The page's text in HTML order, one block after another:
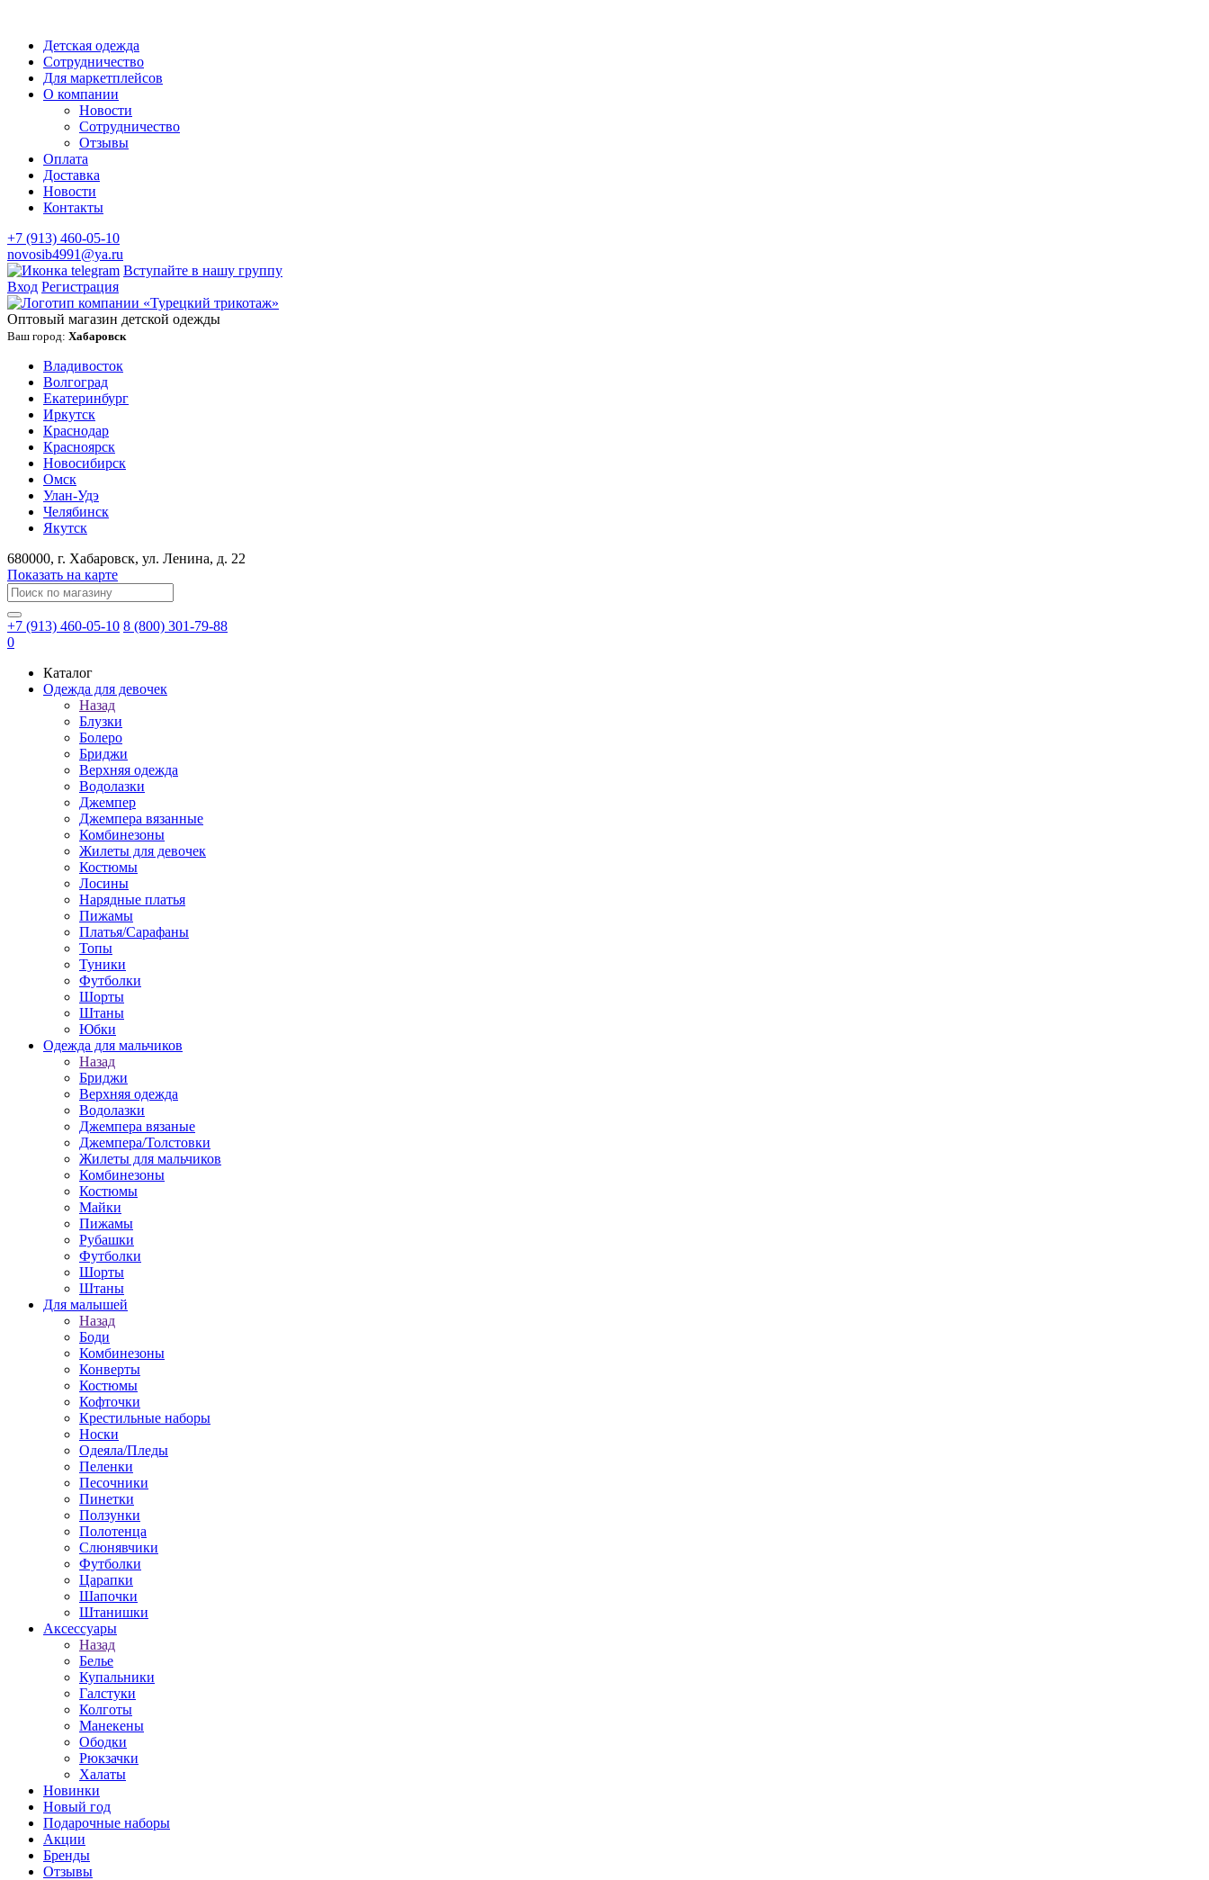
Детская одежда
Сотрудничество
Для маркетплейсов
О компании
Новости
Сотрудничество
Отзывы
Оплата
Доставка
Новости
Контакты
+7 (913) 460-05-10
novosib4991@ya.ru
Вступайте в нашу группу
Вход Регистрация
Оптовый магазин детской одежды
Ваш город: Хабаровск
Владивосток
Волгоград
Екатеринбург
Иркутск
Краснодар
Красноярск
Новосибирск
Омск
Улан-Удэ
Челябинск
Якутск
680000, г. Хабаровск, ул. Ленина, д. 22
Показать на карте
+7 (913) 460-05-10 8 (800) 301-79-88
0
Каталог
Одежда для девочек
Назад
Блузки
Болеро
Бриджи
Верхняя одежда
Водолазки
Джемпер
Джемпера вязанные
Комбинезоны
Жилеты для девочек
Костюмы
Лосины
Нарядные платья
Пижамы
Платья/Сарафаны
Топы
Туники
Футболки
Шорты
Штаны
Юбки
Одежда для мальчиков
Назад
Бриджи
Верхняя одежда
Водолазки
Джемпера вязаные
Джемпера/Толстовки
Жилеты для мальчиков
Комбинезоны
Костюмы
Майки
Пижамы
Рубашки
Футболки
Шорты
Штаны
Для малышей
Назад
Боди
Комбинезоны
Конверты
Костюмы
Кофточки
Крестильные наборы
Носки
Одеяла/Пледы
Пеленки
Песочники
Пинетки
Ползунки
Полотенца
Слюнявчики
Футболки
Царапки
Шапочки
Штанишки
Аксессуары
Назад
Белье
Купальники
Галстуки
Колготы
Манекены
Ободки
Рюкзачки
Халаты
Новинки
Новый год
Подарочные наборы
Акции
Бренды
Отзывы